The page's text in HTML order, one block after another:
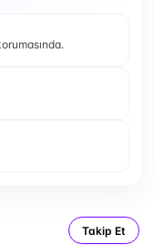
Takip Et